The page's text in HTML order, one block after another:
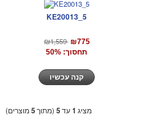
KE20013_5
₪1,559 ₪775
תחסוך: 50%
מציג 1עד5 (מתוך5מוצרים)